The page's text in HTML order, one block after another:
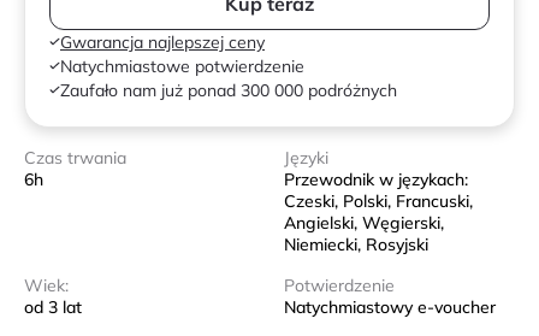
Gwarancja najlepszej ceny
Natychmiastowe potwierdzenie
Zaufało nam już ponad 300 000 podróżnych
Czas trwania
6h
Języki
Przewodnik w językach:
Czeski, Polski, Francuski,
Angielski, Węgierski,
Niemiecki, Rosyjski
Wiek:
od 3 lat
Potwierdzenie
Natychmiastowy e-voucher